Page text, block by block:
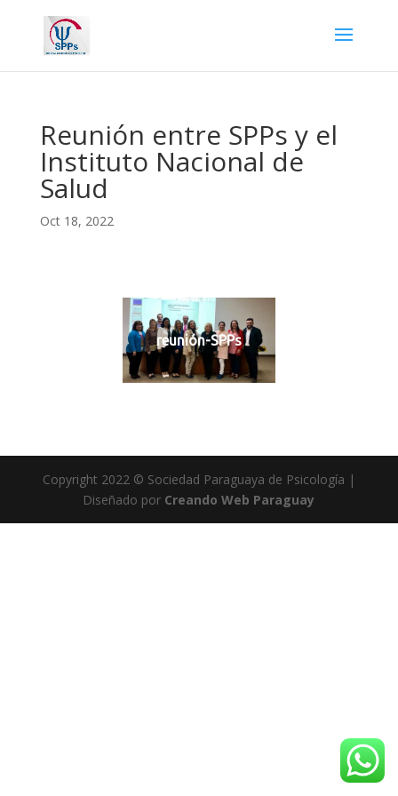
Reunión entre SPPs y el
Instituto Nacional de
Salud
Oct 18, 2022
reunión-SPPs
Copyright 2022 © Sociedad Paraguaya de Psicología |
Diseñado por Creando Web Paraguay